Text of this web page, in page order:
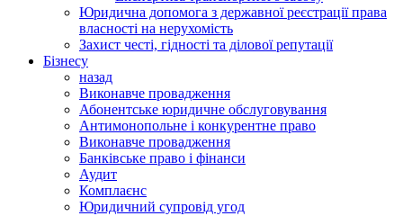
Юридична допомога з державної реєстрації права
власності на нерухомість
Захист честі, гідності та ділової репутації
Бізнесу
назад
Виконавче провадження
Абонентське юридичне обслуговування
Антимонопольне і конкурентне право
Виконавче провадження
Банківське право і фінанси
Аудит
Комплаєнс
Юридичний супровід угод